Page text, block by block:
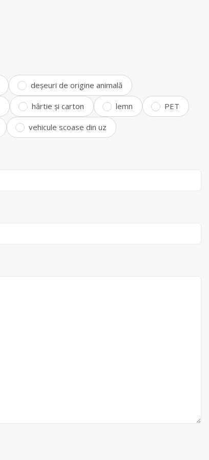
deșeuri de origine animală
hârtie și carton lemn PET
vehicule scoase din uz